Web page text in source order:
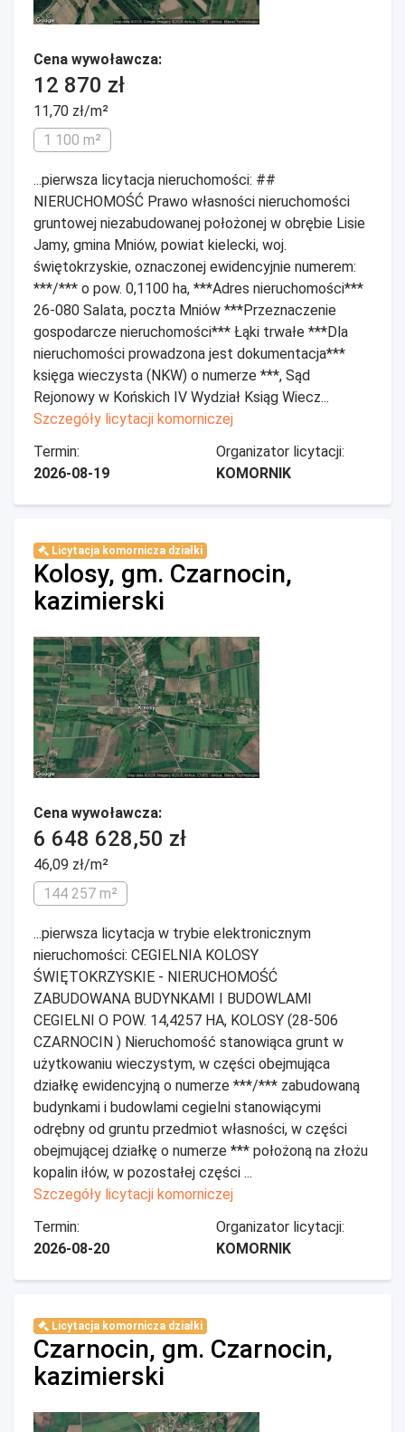
Cena wywoławcza:
12 870 zł
11,70 zł/m²
1 100 m²
...pierwsza licytacja nieruchomości: ##
NIERUCHOMOŚĆ Prawo własności nieruchomości
gruntowej niezabudowanej położonej w obrębie Lisie
Jamy, gmina Mniów, powiat kielecki, woj.
świętokrzyskie, oznaczonej ewidencyjnie numerem:
***/*** o pow. 0,1100 ha, ***Adres nieruchomości***
26-080 Salata, poczta Mniów ***Przeznaczenie
gospodarcze nieruchomości*** Łąki trwałe ***Dla
nieruchomości prowadzona jest dokumentacja***
księga wieczysta (NKW) o numerze ***, Sąd
Rejonowy w Końskich IV Wydział Ksiąg Wiecz...
Szczegóły licytacji komorniczej
Termin:
2026-08-19
Organizator licytacji:
KOMORNIK
Licytacja komornicza działki
Kolosy, gm. Czarnocin,
kazimierski
Cena wywoławcza:
6 648 628,50 zł
46,09 zł/m²
144 257 m²
...pierwsza licytacja w trybie elektronicznym
nieruchomości: CEGIELNIA KOLOSY
ŚWIĘTOKRZYSKIE - NIERUCHOMOŚĆ
ZABUDOWANA BUDYNKAMI I BUDOWLAMI
CEGIELNI O POW. 14,4257 HA, KOLOSY (28-506
CZARNOCIN ) Nieruchomość stanowiąca grunt w
użytkowaniu wieczystym, w części obejmująca
działkę ewidencyjną o numerze ***/*** zabudowaną
budynkami i budowlami cegielni stanowiącymi
odrębny od gruntu przedmiot własności, w części
obejmującej działkę o numerze *** położoną na złożu
kopalin iłów, w pozostałej części ...
Szczegóły licytacji komorniczej
Termin:
2026-08-20
Organizator licytacji:
KOMORNIK
Licytacja komornicza działki
Czarnocin, gm. Czarnocin,
kazimierski